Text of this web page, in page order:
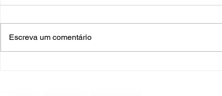
Escreva um comentário